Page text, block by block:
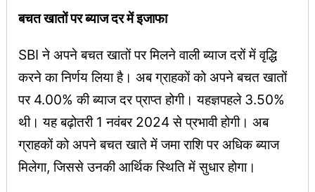
बचत खातों पर ब्याज दर में इजाफा
SBI ने अपने बचत खातों पर मिलने वाली ब्याज दरों में वृद्धि
करने का निर्णय लिया है। अब ग्राहकों को अपने बचत खातों
पर 4.00% की ब्याज दर प्राप्त होगी। यहज्ञपहले 3.50%
थी। यह बढ़ोतरी 1 नवंबर 2024 से प्रभावी होगी। अब
ग्राहकों को अपने बचत खाते में जमा राशि पर अधिक ब्याज
मिलेगा, जिससे उनकी आर्थिक स्थिति में सुधार होगा।